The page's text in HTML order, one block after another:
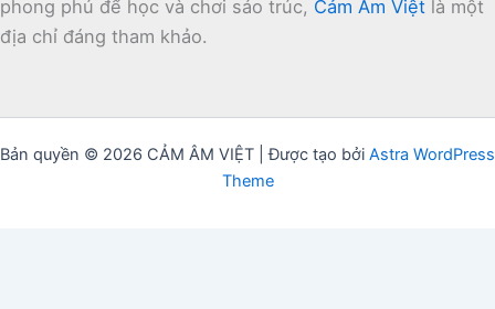
phong phú để học và chơi sáo trúc, Cảm Âm Việt là một
địa chỉ đáng tham khảo.
Bản quyền © 2026 CẢM ÂM VIỆT | Được tạo bởi Astra WordPress
Theme